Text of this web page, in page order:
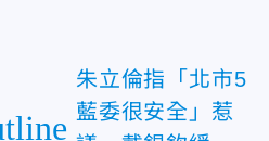
朱立倫指「北市5
藍委很安全」惹